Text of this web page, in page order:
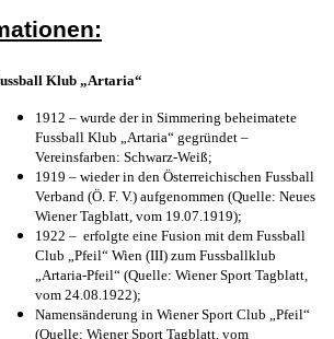
Klub „Artaria“
1912 – wurde der in Simmering beheimatete
Fussball Klub „Artaria“ gegründet –
Vereinsfarben: Schwarz-Weiß;
1919 – wieder in den Österreichischen Fussball
Verband (Ö. F. V.) aufgenommen (Quelle: Neues
Wiener Tagblatt, vom 19.07.1919);
1922 – erfolgte eine Fusion mit dem Fussball
Club „Pfeil“ Wien (III) zum Fussballklub
„Artaria-Pfeil“ (Quelle: Wiener Sport Tagblatt,
vom 24.08.1922);
Namensänderung in Wiener Sport Club „Pfeil“
(Quelle: Wiener Sport Tagblatt, vom